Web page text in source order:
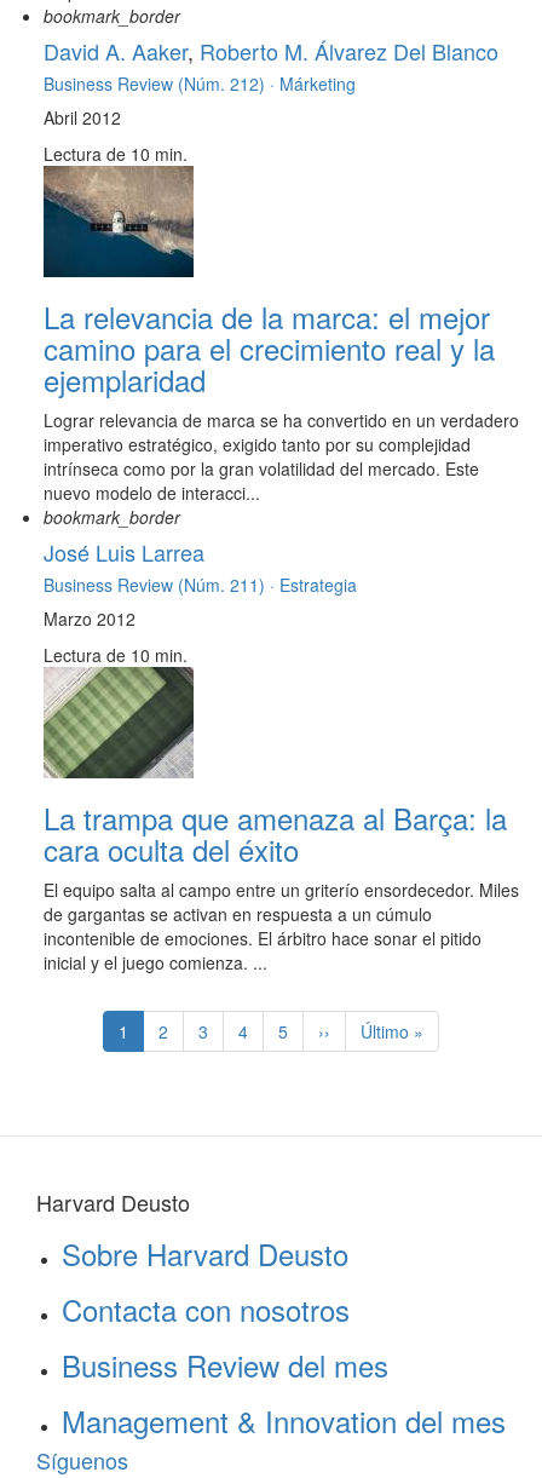
bookmark_border
David A. Aaker, Roberto M. Álvarez Del Blanco
Business Review (Núm. 212) · Márketing
Abril 2012
Lectura de 10 min.
La relevancia de la marca: el mejor
camino para el crecimiento real y la
ejemplaridad
Lograr relevancia de marca se ha convertido en un verdadero
imperativo estratégico, exigido tanto por su complejidad
intrínseca como por la gran volatilidad del mercado. Este
nuevo modelo de interacci...
bookmark_border
José Luis Larrea
Business Review (Núm. 211) · Estrategia
Marzo 2012
Lectura de 10 min.
La trampa que amenaza al Barça: la
cara oculta del éxito
El equipo salta al campo entre un griterío ensordecedor. Miles
de gargantas se activan en respuesta a un cúmulo
incontenible de emociones. El árbitro hace sonar el pitido
inicial y el juego comienza. ...
Paginación
Página
actual
1 Page
2 Page
3 Page
4 Page
5
Siguiente
página
››
Última
página
Último »
Harvard Deusto
Sobre Harvard Deusto
Contacta con nosotros
Business Review del mes
Management & Innovation del mes
Síguenos